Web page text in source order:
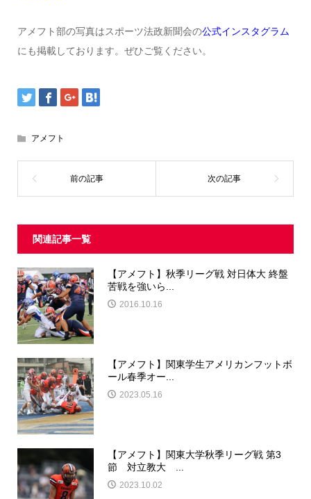
アメフト部の写真はスポーツ法政新聞会の公式インスタグラム
にも掲載しております。ぜひご覧ください。
アメフト
関連記事一覧
【アメフト】秋季リーグ戦 対日体大 終盤
苦戦を強いら...
2016.10.16
【アメフト】関東学生アメリカンフットボ
ール春季オー...
2023.05.16
【アメフト】関東大学秋季リーグ戦 第3
節 対立教大 ...
2023.10.02